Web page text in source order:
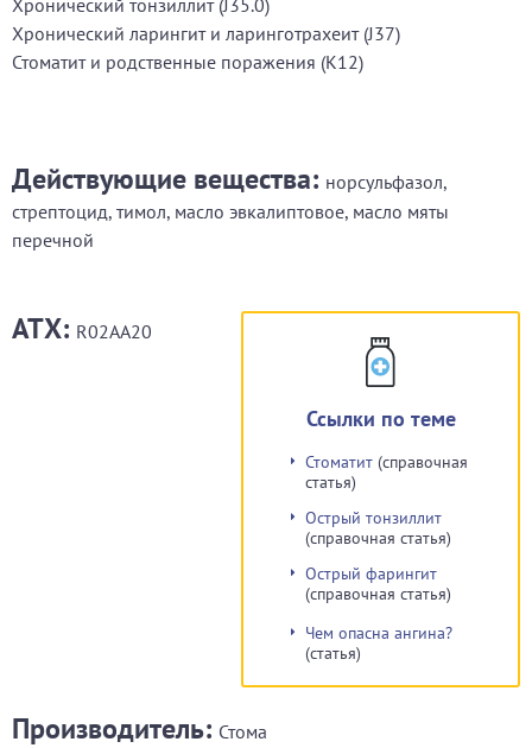
Хронический тонзиллит (J35.0)
Хронический ларингит и ларинготрахеит (J37)
Стоматит и родственные поражения (K12)
Действующие вещества: норсульфазол,
стрептоцид, тимол, масло эвкалиптовое, масло мяты
перечной
Ссылки по теме
Стоматит (справочная
статья)
Острый тонзиллит
(справочная статья)
Острый фарингит
(справочная статья)
Чем опасна ангина?
(статья)
АТХ: R02AA20
Производитель: Стома